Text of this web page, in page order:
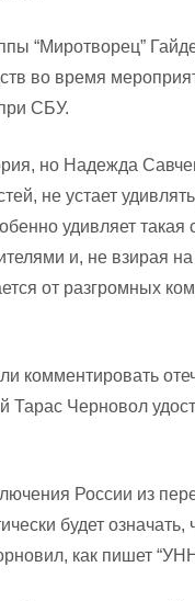
“Миротворец”
во время
СБУ.
но Надежда
не устает
удивляет такая
и, не взирая
от разгромных
комментировать
Тарас Черновол
России из
будет
как пишет